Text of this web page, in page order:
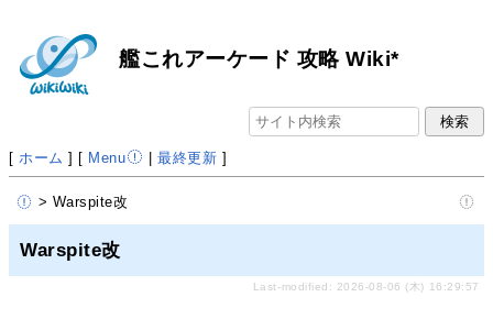
艦これアーケード 攻略 Wiki*
[ ホーム ] [ Menu |最終更新 ]
> Warspite改
Warspite改
Last-modified: 2026-08-06 (木) 16:29:57